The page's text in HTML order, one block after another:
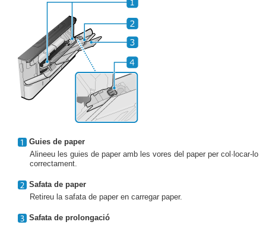
Guies de paper
Alineeu les guies de paper amb les vores del paper per col·locar-lo
correctament.
Safata de paper
Retireu la safata de paper en carregar paper.
Safata de prolongació